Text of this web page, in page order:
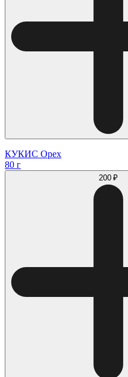
КУКИС Орех
80 г
200 ₽